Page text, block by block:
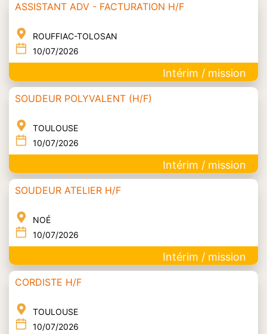
ASSISTANT ADV - FACTURATION H/F
ROUFFIAC-TOLOSAN
10/07/2026
Intérim / mission
SOUDEUR POLYVALENT (H/F)
TOULOUSE
10/07/2026
Intérim / mission
SOUDEUR ATELIER H/F
NOÉ
10/07/2026
Intérim / mission
CORDISTE H/F
TOULOUSE
10/07/2026